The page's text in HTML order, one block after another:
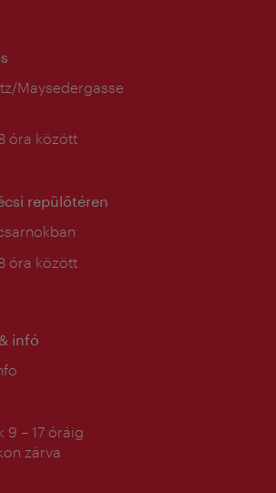
Maysedergasse
óra között
repülőtéren
óra között
infó
9 – 17 óráig
zárva